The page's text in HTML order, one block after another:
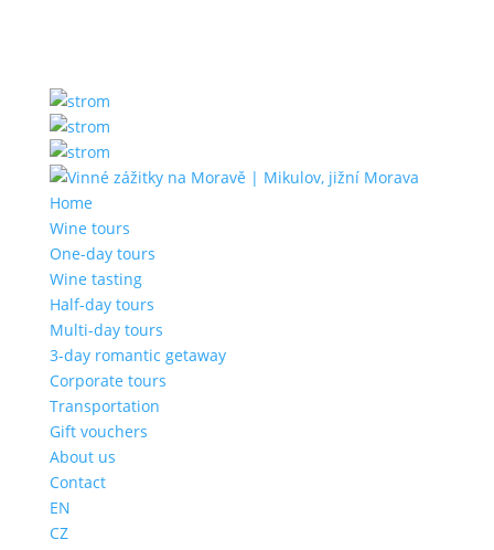
Home
Wine tours
One-day tours
Wine tasting
Half-day tours
Multi-day tours
3-day romantic getaway
Corporate tours
Transportation
Gift vouchers
About us
Contact
EN
CZ